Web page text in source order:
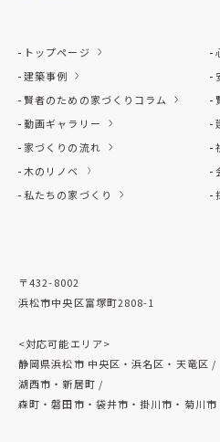
トップページ
建築事例
賢者のための家づくりコラム
動画ギャラリー
家づくりの流れ
木のリノベ
私たちの家づくり
〒432-8002
浜松市中央区富塚町2808-1
<対応可能エリア>
静岡県浜松市 中央区・浜名区・天竜区 /
湖西市・新居町 /
森町・磐田市・袋井市・掛川市・菊川市